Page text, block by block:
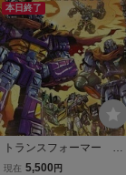
ーマー スケッチブッ
ク A4サイズ
本日終了
トランスフォーマー ア
メコミ TFCC TCC timelin
現在 5,500 円